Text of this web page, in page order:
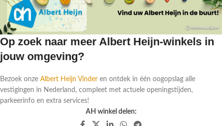
Op zoek naar meer Albert Heijn-winkels in
jouw omgeving?
Bezoek onze Albert Heijn Vinder en ontdek in één oogopslag alle
vestigingen in Nederland, compleet met actuele openingstijden,
parkeerinfo en extra services!
AH winkel delen: